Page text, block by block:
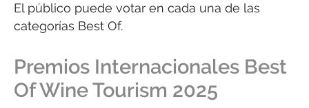
El público puede votar en cada una de las
categorías Best Of.
Premios Internacionales Best
Of Wine Tourism 2025